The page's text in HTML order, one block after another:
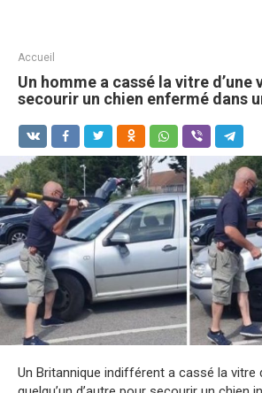
Accueil
Un homme a cassé la vitre d’une
secourir un chien enfermé dans
Un Britannique indifférent a cassé la vitre